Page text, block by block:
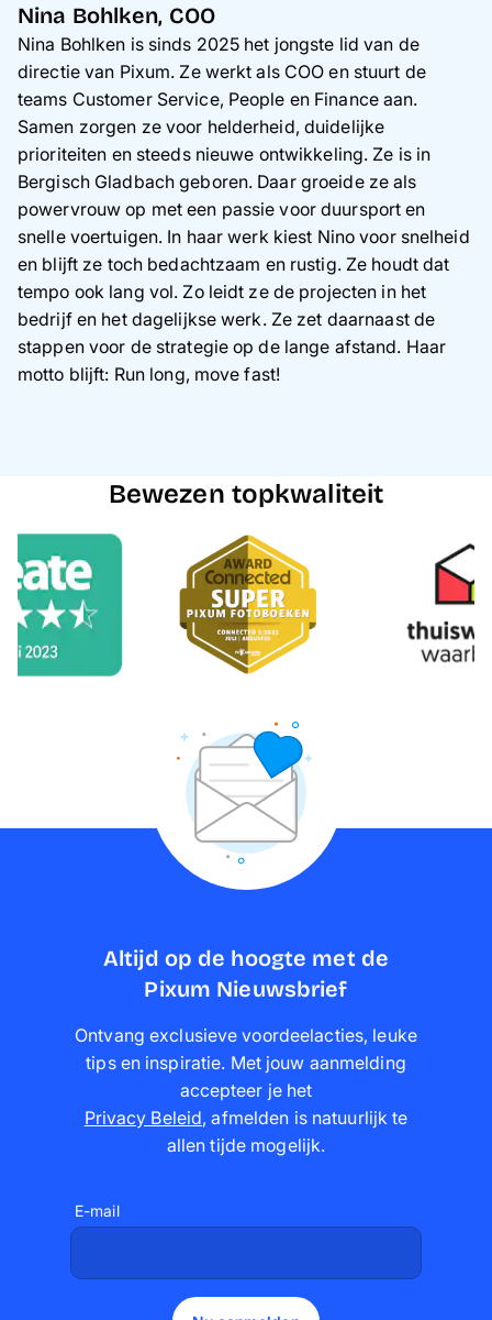
Nina Bohlken, COO
Nina Bohlken is sinds 2025 het jongste lid van de
directie van Pixum. Ze werkt als COO en stuurt de
teams Customer Service, People en Finance aan.
Samen zorgen ze voor helderheid, duidelijke
prioriteiten en steeds nieuwe ontwikkeling. Ze is in
Bergisch Gladbach geboren. Daar groeide ze als
powervrouw op met een passie voor duursport en
snelle voertuigen. In haar werk kiest Nino voor snelheid
en blijft ze toch bedachtzaam en rustig. Ze houdt dat
tempo ook lang vol. Zo leidt ze de projecten in het
bedrijf en het dagelijkse werk. Ze zet daarnaast de
stappen voor de strategie op de lange afstand. Haar
motto blijft: Run long, move fast!
Bewezen topkwaliteit
Altijd op de hoogte met de
Pixum Nieuwsbrief
Ontvang exclusieve voordeelacties, leuke
tips en inspiratie. Met jouw aanmelding
accepteer je het
Privacy Beleid,afmelden is natuurlijk te
allen tijde mogelijk.
E-mail